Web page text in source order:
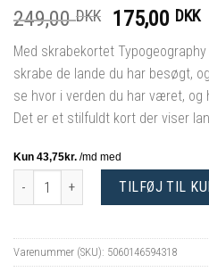
249,00DKK 175,00 DKK
Med skrabekortet
skrabe de lande du har besøgt,
se hvor i verden du har været,
Det er et stilfuldt kort der viser
Luckies Skrabekort Verdenskort
TILFØJ TIL
Varenummer (SKU): 5060146594318